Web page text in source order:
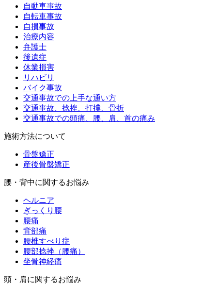
自動車事故
自転車事故
自損事故
治療内容
弁護士
後遺症
休業損害
リハビリ
バイク事故
交通事故での上手な通い方
交通事故、捻挫、打撲、骨折
交通事故での頭痛、腰、肩、首の痛み
施術方法について
骨盤矯正
産後骨盤矯正
腰・背中に関するお悩み
ヘルニア
ぎっくり腰
腰痛
背部痛
腰椎すべり症
腰部捻挫（腰痛）
坐骨神経痛
頭・肩に関するお悩み